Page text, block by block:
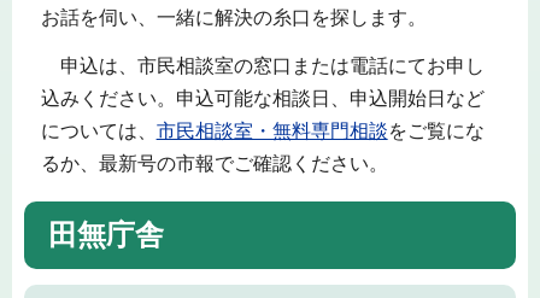
お話を伺い、一緒に解決の糸口を探します。
申込は、市民相談室の窓口または電話にてお申し
込みください。申込可能な相談日、申込開始日など
については、 市民相談室・無料専門相談をご覧にな
るか、最新号の市報でご確認ください。
田無庁舎